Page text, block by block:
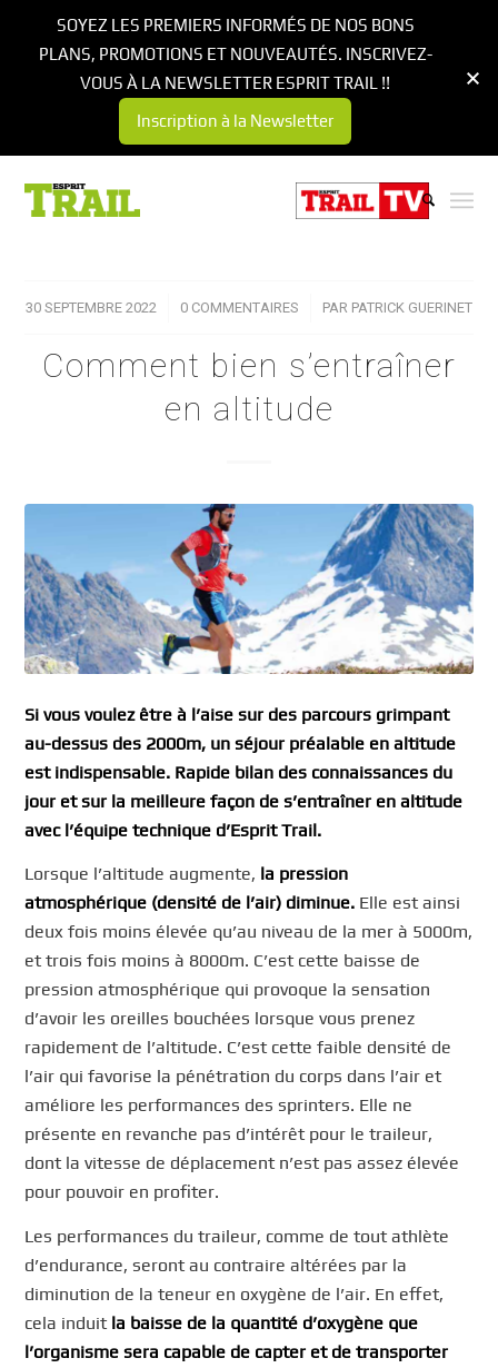
30 SEPTEMBRE 2022
/ 0 COMMENTAIRES
/ PAR PATRICK GUERINET
Comment bien s’entraîner
en altitude
Si vous voulez être à l’aise sur des parcours grimpant
au-dessus des 2000m, un séjour préalable en altitude
est indispensable. Rapide bilan des connaissances du
jour et sur la meilleure façon de s’entraîner en altitude
avec l’équipe technique d’Esprit Trail.
Lorsque l’altitude augmente, la pression
atmosphérique (densité de l’air) diminue. Elle est ainsi
deux fois moins élevée qu’au niveau de la mer à 5000m,
et trois fois moins à 8000m. C’est cette baisse de
pression atmosphérique qui provoque la sensation
d’avoir les oreilles bouchées lorsque vous prenez
rapidement de l’altitude. C’est cette faible densité de
l’air qui favorise la pénétration du corps dans l’air et
améliore les performances des sprinters. Elle ne
présente en revanche pas d’intérêt pour le traileur,
dont la vitesse de déplacement n’est pas assez élevée
pour pouvoir en profiter.
Les performances du traileur, comme de tout athlète
d’endurance, seront au contraire altérées par la
diminution de la teneur en oxygène de l’air. En effet,
cela induit la baisse de la quantité d’oxygène que
l’organisme sera capable de capter et de transporter
SOYEZ LES PREMIERS INFORMÉS DE NOS BONS
PLANS, PROMOTIONS ET NOUVEAUTÉS. INSCRIVEZ-
VOUS À LA NEWSLETTER ESPRIT TRAIL !!
Inscription à la Newsletter